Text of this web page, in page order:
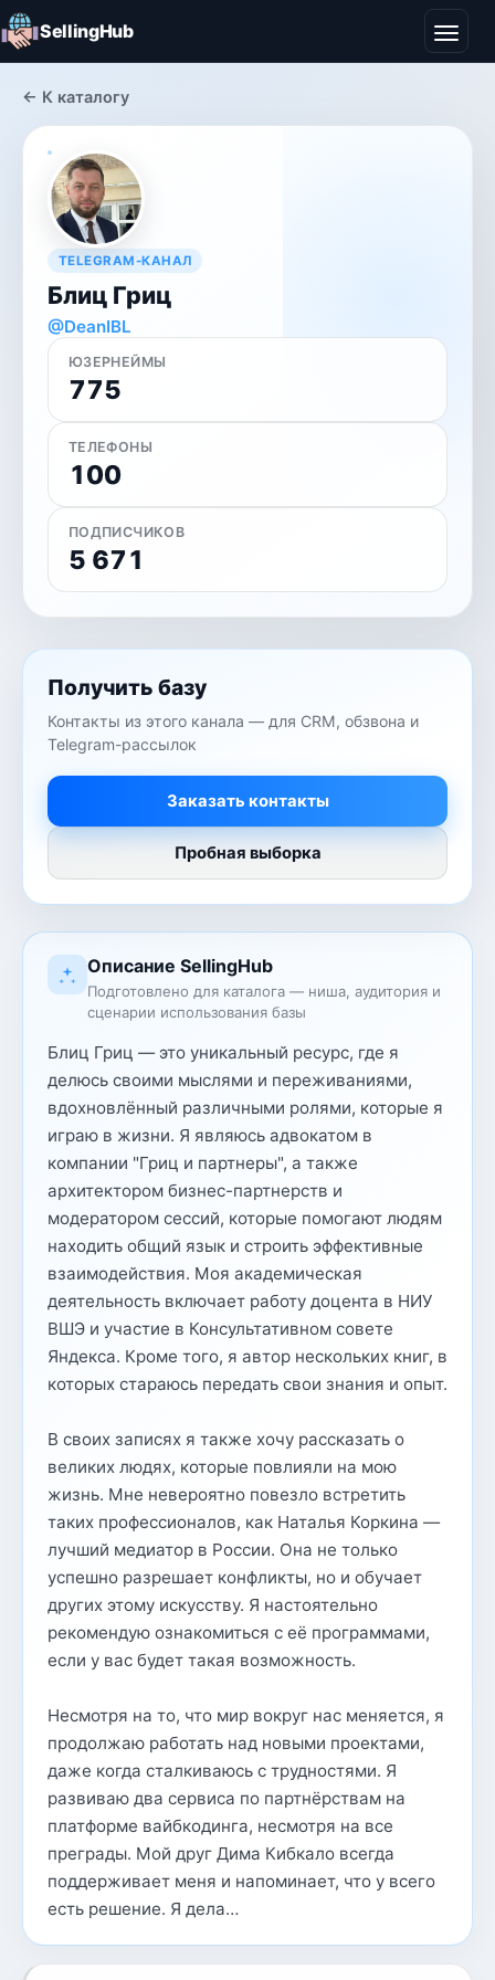
SellingHub
← К каталогу
TELEGRAM-КАНАЛ
Блиц Гриц
@DeanIBL
ЮЗЕРНЕЙМЫ
775
ТЕЛЕФОНЫ
100
ПОДПИСЧИКОВ
5 671
Описание SellingHub
Подготовлено для каталога — ниша, аудитория и
сценарии использования базы
Блиц Гриц — это уникальный ресурс, где я
делюсь своими мыслями и переживаниями,
вдохновлённый различными ролями, которые я
играю в жизни. Я являюсь адвокатом в
компании "Гриц и партнеры", а также
архитектором бизнес-партнерств и
модератором сессий, которые помогают людям
находить общий язык и строить эффективные
взаимодействия. Моя академическая
деятельность включает работу доцента в НИУ
ВШЭ и участие в Консультативном совете
Яндекса. Кроме того, я автор нескольких книг, в
которых стараюсь передать свои знания и опыт.
В своих записях я также хочу рассказать о
великих людях, которые повлияли на мою
жизнь. Мне невероятно повезло встретить
таких профессионалов, как Наталья Коркина —
лучший медиатор в России. Она не только
успешно разрешает конфликты, но и обучает
других этому искусству. Я настоятельно
рекомендую ознакомиться с её программами,
если у вас будет такая возможность.
Несмотря на то, что мир вокруг нас меняется, я
продолжаю работать над новыми проектами,
даже когда сталкиваюсь с трудностями. Я
развиваю два сервиса по партнёрствам на
платформе вайбкодинга, несмотря на все
преграды. Мой друг Дима Кибкало всегда
поддерживает меня и напоминает, что у всего
есть решение. Я дела…
Получить базу
Контакты из этого канала — для CRM, обзвона и
Telegram-рассылок
Заказать контакты
Пробная выборка